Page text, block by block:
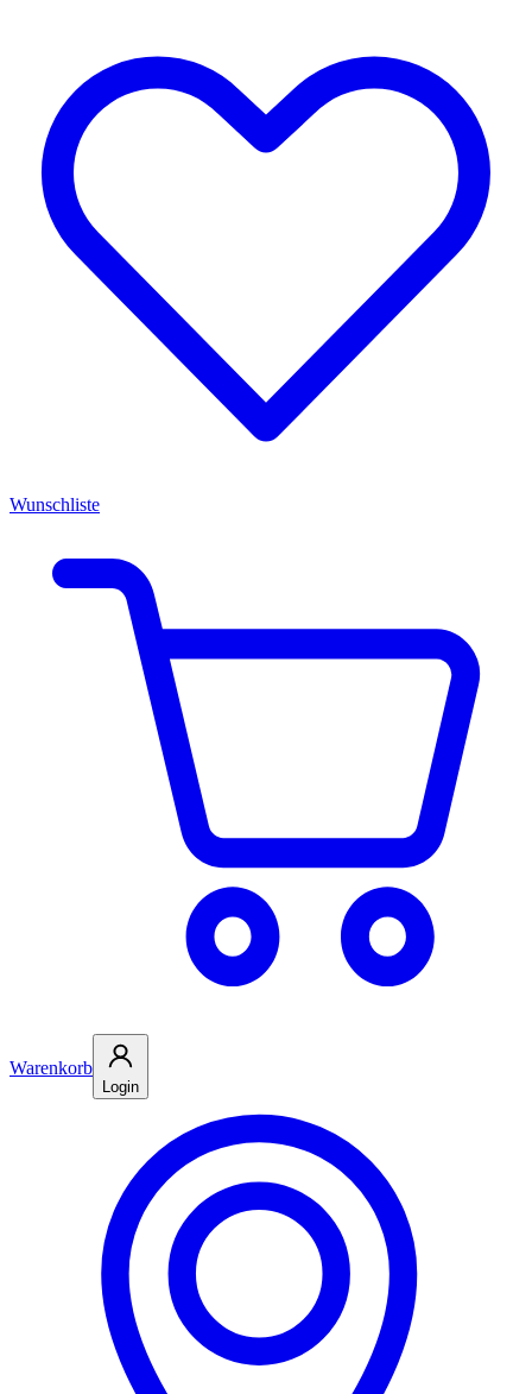
Wunschliste
Warenkorb
Login